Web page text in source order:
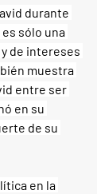
durante
sólo una
de intereses
muestra
entre ser
en su
de su
en la